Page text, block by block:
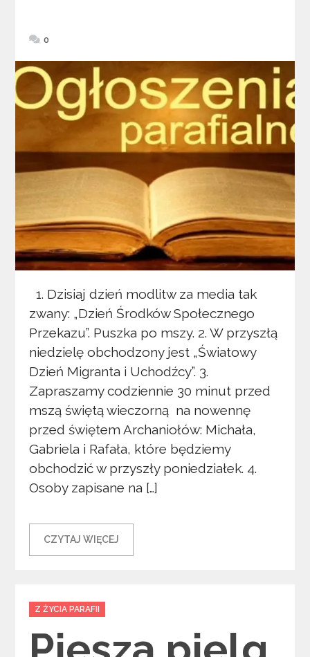
0
1. Dzisiaj dzień modlitw za media tak
zwany: „Dzień Środków Społecznego
Przekazu”. Puszka po mszy. 2. W przyszłą
niedzielę obchodzony jest „Światowy
Dzień Migranta i Uchodźcy”. 3.
Zapraszamy codziennie 30 minut przed
mszą świętą wieczorną na nowennę
przed świętem Archaniołów: Michała,
Gabriela i Rafała, które będziemy
obchodzić w przyszły poniedziałek. 4.
Osoby zapisane na […]
CZYTAJ WIĘCEJ
Categories
Z ŻYCIA PARAFII